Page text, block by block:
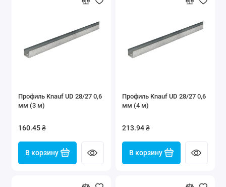
Профиль Knauf UD 28/27 0,6
мм (3 м)
160.45 ₴
В корзину
Профиль Knauf UD 28/27 0,6
мм (4 м)
213.94 ₴
В корзину